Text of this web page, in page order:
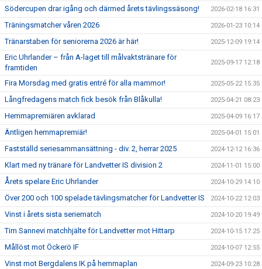
Södercupen drar igång och därmed årets tävlingssäsong! 2026-02-18 16:31
Träningsmatcher våren 2026 2026-01-23 10:14
Tränarstaben för seniorerna 2026 är här! 2025-12-09 19:14
Eric Uhrlander – från A-laget till målvaktstränare för
framtiden
2025-09-17 12:18
Fira Morsdag med gratis entré för alla mammor! 2025-05-22 15:35
Långfredagens match fick besök från Blåkulla! 2025-04-21 08:23
Hemmapremiären avklarad 2025-04-09 16:17
Äntligen hemmapremiär! 2025-04-01 15:01
Fastställd seriesammansättning - div. 2, herrar 2025 2024-12-12 16:36
Klart med ny tränare för Landvetter IS division 2 2024-11-01 15:00
Årets spelare Eric Uhrlander 2024-10-29 14:10
Över 200 och 100 spelade tävlingsmatcher för Landvetter IS 2024-10-22 12:03
Vinst i årets sista seriematch 2024-10-20 19:49
Tim Sannevi matchhjälte för Landvetter mot Hittarp 2024-10-15 17:25
Mållöst mot Öckerö IF 2024-10-07 12:55
Vinst mot Bergdalens IK på hemmaplan 2024-09-23 10:28